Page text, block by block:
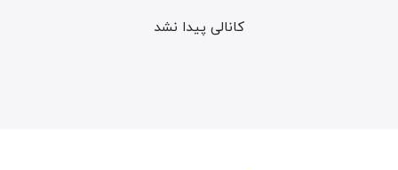
کانالی پیدا نشد